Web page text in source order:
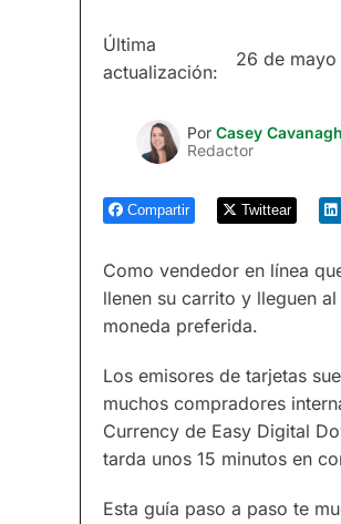
Última
actualización:
26 de
Por Casey Cavanagh
Redactor
Compartir Twittear
Como vendedor en línea
llenen su carrito y lleguen
moneda preferida.
Los emisores de tarjetas
muchos compradores
Currency de Easy Digital
tarda unos 15 minutos en
Esta guía paso a paso te